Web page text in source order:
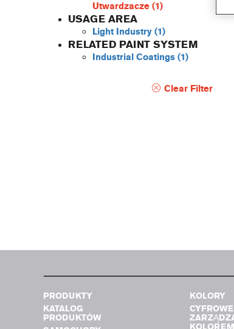
Utwardzacze (1)
USAGE AREA
Light Industry (1)
RELATED PAINT SYSTEM
Industrial Coatings (1)
Clear Filter
PRODUKTY
KATALOG
PRODUKTÓW
KOLORY
CYFROWE